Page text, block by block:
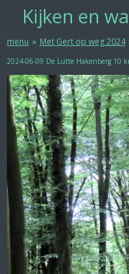
direct
hoofdinhoud
Kijken en w
menu » Met Gert op weg 2024
2024-06-09 De Lutte Hakenberg 10